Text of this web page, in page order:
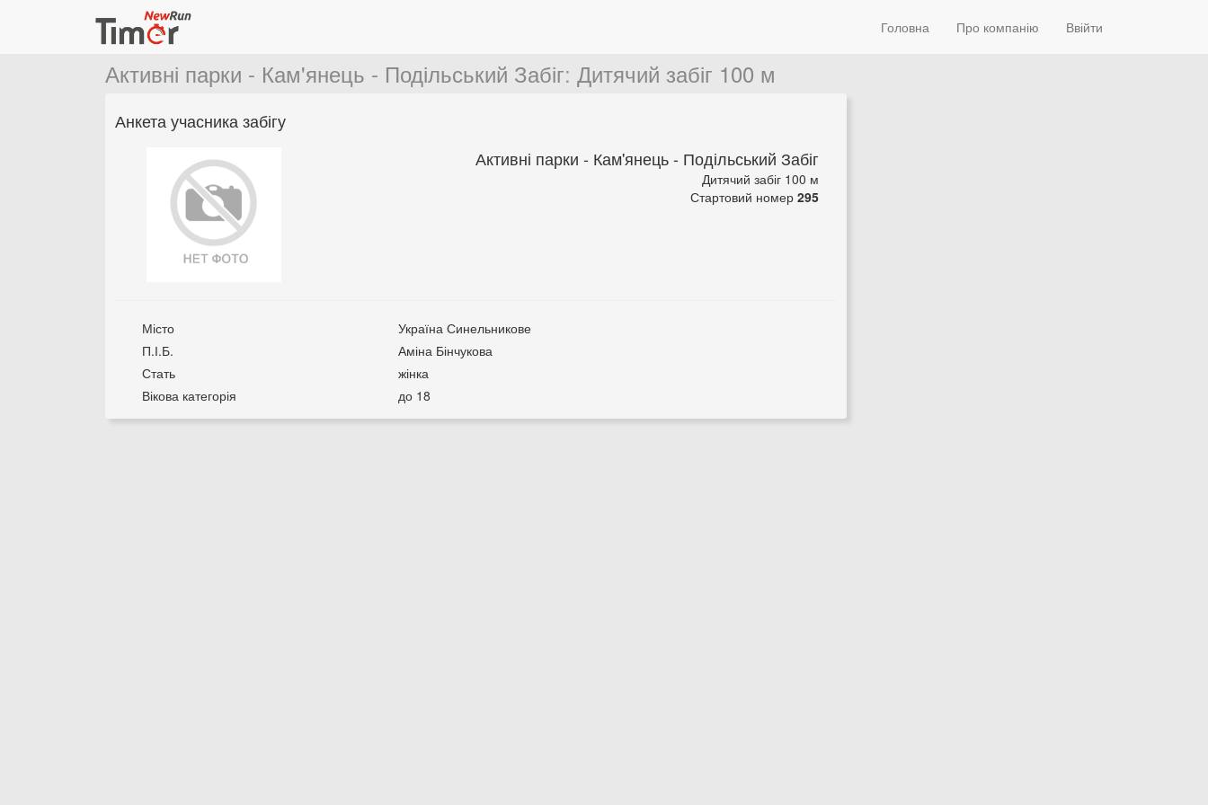
Головна Про компанію Ввійти
Активні парки - Кам'янець - Подільський Забіг: Дитячий забіг 100 м
Анкета учасника забігу
Активні парки - Кам'янець - Подільський Забіг
Дитячий забіг 100 м
Стартовий номер 295
Місто
Україна Синельникове
П.І.Б.
Аміна Бінчукова
Стать
жінка
Вікова категорія
до 18